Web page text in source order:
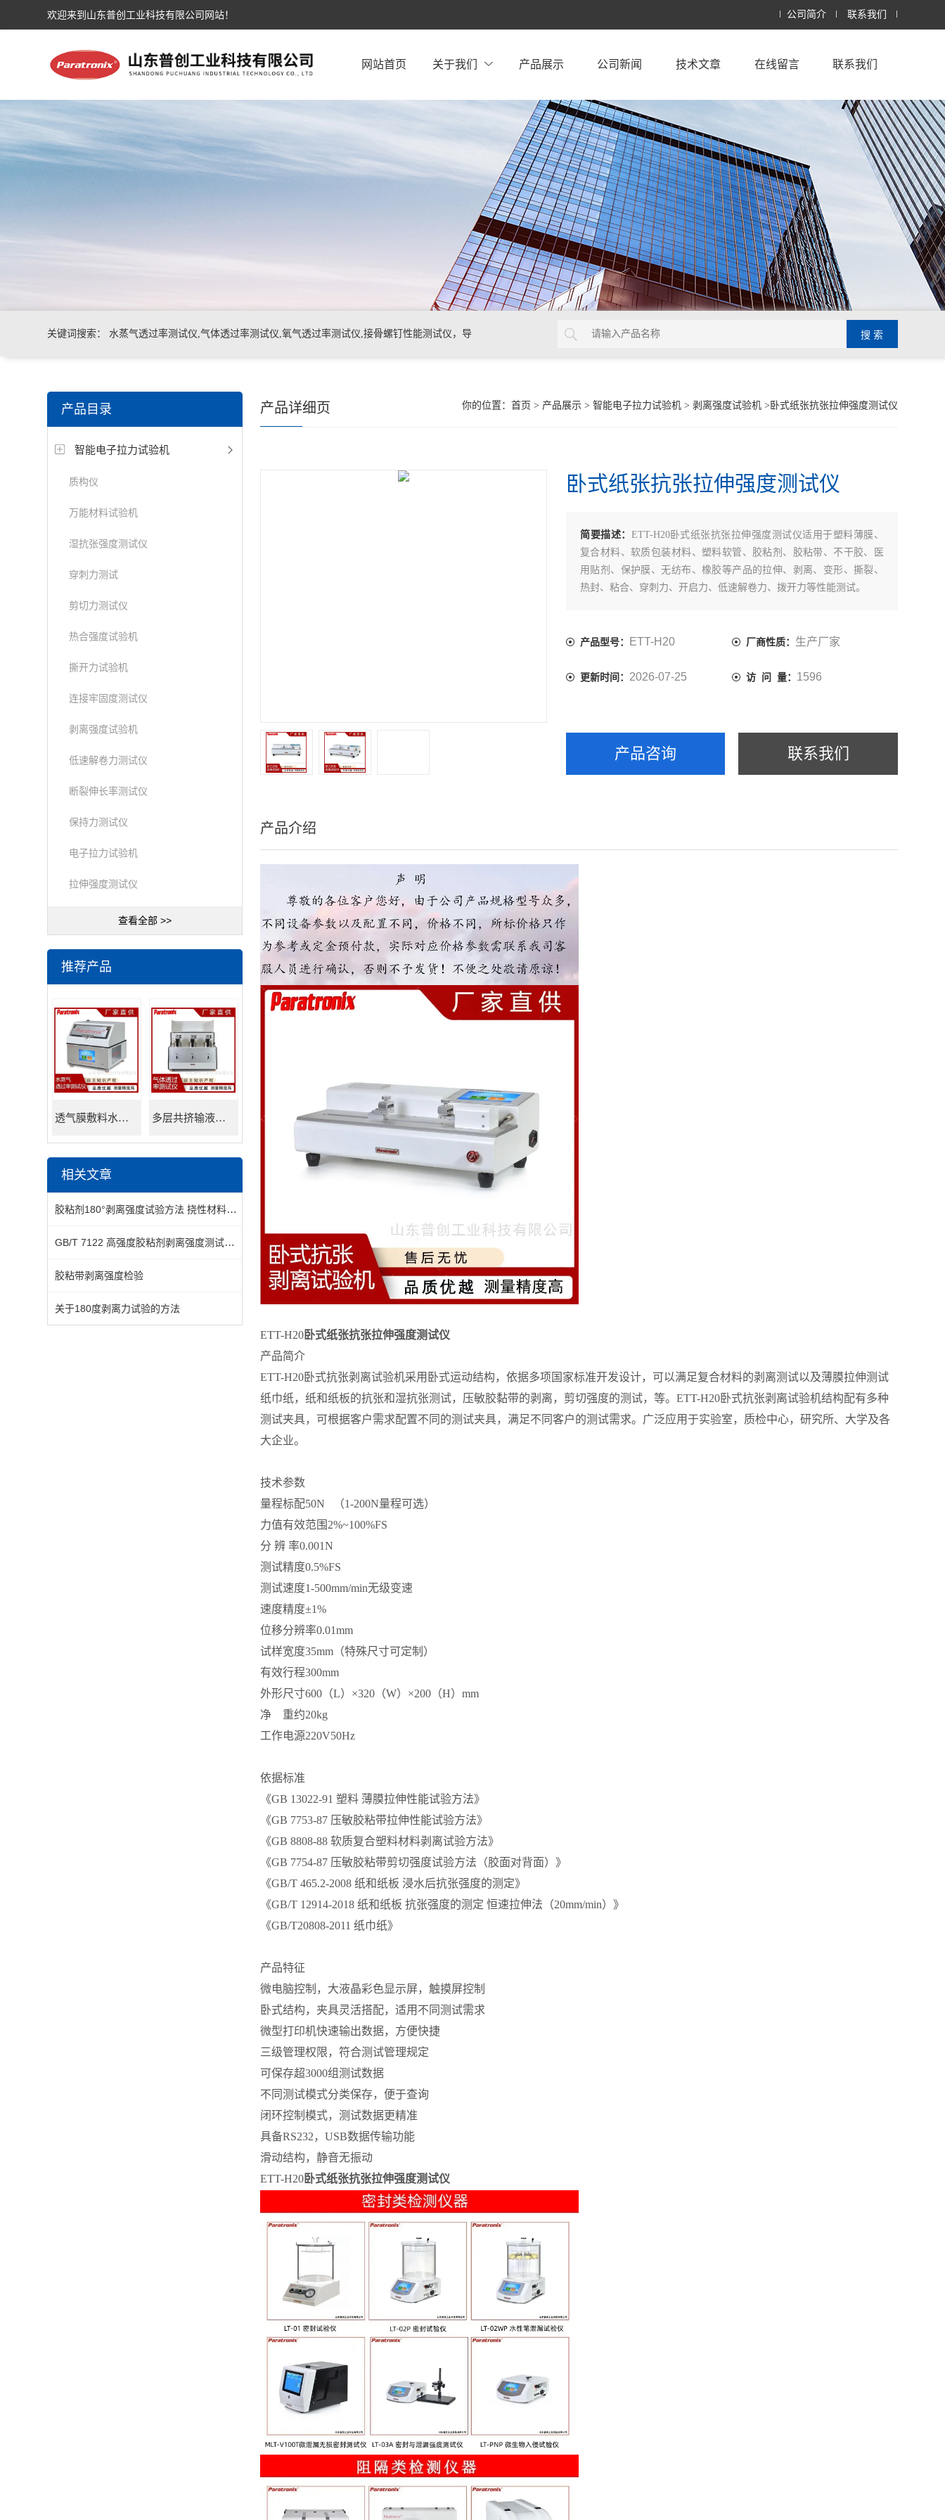
欢迎来到山东普创工业科技有限公司网站！ 公司简介 联系我们
网站首页 关于我们 产品展示 公司新闻 技术文章 在线留言 联系我们
关键词搜索： 水蒸气透过率测试仪,气体透过率测试仪,氧气透过率测试仪,接骨螺钉性能测试仪，导
机，泄漏与密封强度测试仪，透气度测试仪
产品目录
智能电子拉力试验机
质构仪
万能材料试验机
湿抗张强度测试仪
穿刺力测试
剪切力测试仪
热合强度试验机
撕开力试验机
连接牢固度测试仪
剥离强度试验机
低速解卷力测试仪
断裂伸长率测试仪
保持力测试仪
电子拉力试验机
拉伸强度测试仪
查看全部 >>
推荐产品
透气膜敷料水蒸透过率测试仪 多层共挤输液用膜氮气透过率测试仪
相关文章
胶粘剂180°剥离强度试验方法 挠性材料对刚性材料
GB/T 7122 高强度胶粘剂剥离强度测试仪推荐
胶粘带剥离强度检验
关于180度剥离力试验的方法
你的位置： 首页 > 产品展示> 智能电子拉力试验机> 剥离强度试验机>卧式纸张抗张拉伸强度测试仪
产品详细页
卧式纸张抗张拉伸强度测试仪
简要描述： ETT-H20卧式纸张抗张拉伸强度测试仪适用于塑料薄膜、
复合材料、软质包装材料、塑料软管、胶粘剂、胶粘带、不干胶、医
用贴剂、保护膜、无纺布、橡胶等产品的拉伸、剥离、变形、撕裂、
热封、粘合、穿刺力、开启力、低速解卷力、拨开力等性能测试。
产品型号： ETT-H20 厂商性质： 生产厂家
更新时间： 2026-07-25 访 问 量： 1596
产品咨询 联系我们
产品介绍
ETT-H20卧式纸张抗张拉伸强度测试仪
产品简介
ETT-H20卧式抗张剥离试验机采用卧式运动结构，依据多项国家标准开发设计，可以满足复合材料的剥离测试以及薄膜拉伸测试
纸巾纸，纸和纸板的抗张和湿抗张测试，压敏胶黏带的剥离，剪切强度的测试，等。ETT-H20卧式抗张剥离试验机结构配有多种
测试夹具，可根据客户需求配置不同的测试夹具，满足不同客户的测试需求。广泛应用于实验室，质检中心，研究所、大学及各
大企业。
技术参数
量程标配50N （1-200N量程可选）
力值有效范围 2%~100%FS
分 辨 率0.001N
测试精度0.5%FS
测试速度1-500mm/min无级变速
速度精度±1%
位移分辨率0.01mm
试样宽度35mm（特殊尺寸可定制）
有效行程300mm
外形尺寸600（L）×320（W）×200（H）mm
净 重约20kg
工作电源220V50Hz
依据标准
《GB 13022-91 塑料 薄膜拉伸性能试验方法》
《GB 7753-87 压敏胶粘带拉伸性能试验方法》
《GB 8808-88 软质复合塑料材料剥离试验方法》
《GB 7754-87 压敏胶粘带剪切强度试验方法（胶面对背面）》
《GB/T 465.2-2008 纸和纸板 浸水后抗张强度的测定》
《GB/T 12914-2018 纸和纸板 抗张强度的测定 恒速拉伸法（20mm/min）》
《GB/T20808-2011 纸巾纸》
产品特征
微电脑控制，大液晶彩色显示屏，触摸屏控制
卧式结构，夹具灵活搭配，适用不同测试需求
微型打印机快速输出数据，方便快捷
三级管理权限，符合测试管理规定
可保存超3000组测试数据
不同测试模式分类保存，便于查询
闭环控制模式，测试数据更精准
具备RS232，USB数据传输功能
滑动结构，静音无振动
ETT-H20卧式纸张抗张拉伸强度测试仪